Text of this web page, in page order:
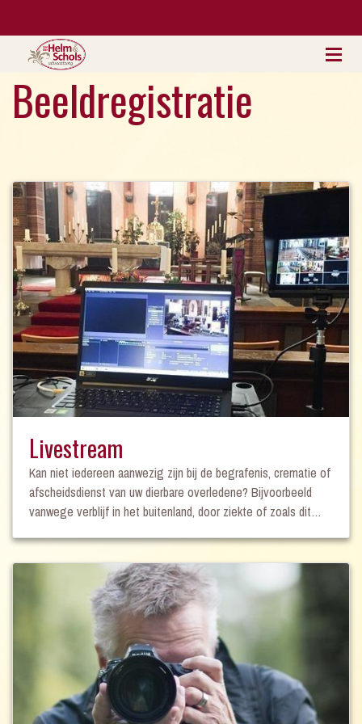
Beeldregistratie
Livestream
Kan niet iedereen aanwezig zijn bij de begrafenis, crematie of
afscheidsdienst van uw dierbare overledene? Bijvoorbeeld
vanwege verblijf in het buitenland, door ziekte of zoals dit
bijeenkomst virtueel bijwonen. Een enorme troost voor
diegenen die niet aanwezig kunnen of mogen zijn, maar wel
graag afscheid willen nemen. Er zijn verschillende manieren
om het virtueel bijwonen van de uitvaart vorm te geven. Zo
kunt u ervoor kiezen dat alleen genodigden de bijeenkomst
op afstand kunnen volgen of voor een openbare livestream. U
kunt hier een voorbeeld van een livestream bekijken. Wanneer
u meer wilt weten, adviseren wij u natuurlijk graag. Actuele